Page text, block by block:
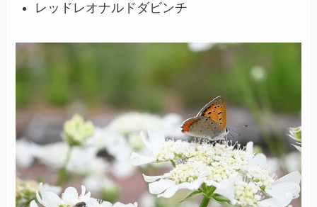
レッドレオナルドダビンチ